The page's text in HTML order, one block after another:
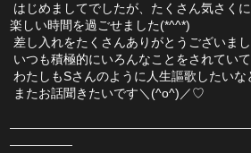
楽しい時間を過ごせました(*^^*)
差し入れをたくさんありがとうございま
いつも積極的にいろんなことをされてい
わたしもSさんのように人生謳歌したいな
またお話聞きたいです＼(^o^)／♡
―――――